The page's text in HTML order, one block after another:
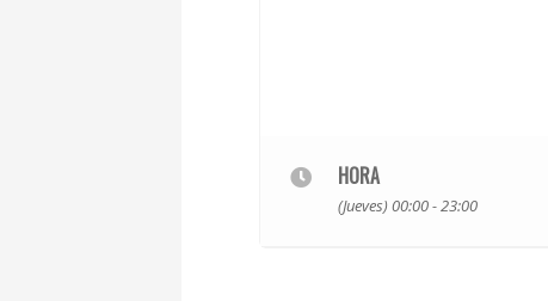
HORA
(Jueves) 00:00 - 23:00